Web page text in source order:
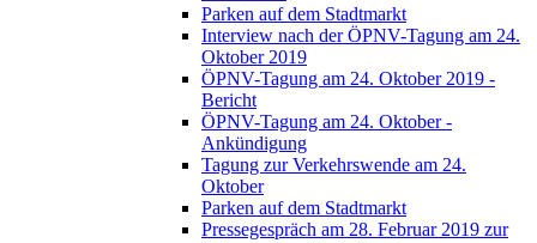
Parken auf dem Stadtmarkt
Interview nach der ÖPNV-Tagung am 24.
Oktober 2019
ÖPNV-Tagung am 24. Oktober 2019 -
Bericht
ÖPNV-Tagung am 24. Oktober -
Ankündigung
Tagung zur Verkehrswende am 24.
Oktober
Parken auf dem Stadtmarkt
Pressegespräch am 28. Februar 2019 zur